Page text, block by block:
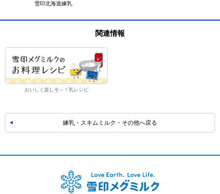
雪印北海道練乳
関連情報
おいしく楽しモ～！乳レシピ
練乳・スキムミルク・その他へ戻る